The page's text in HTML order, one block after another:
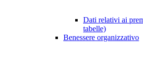
Dati relativi ai
tabelle)
Benessere organizzativo